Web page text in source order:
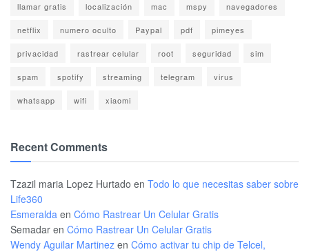
llamar gratis localización mac mspy navegadores
netflix numero oculto Paypal pdf pimeyes
privacidad rastrear celular root seguridad sim
spam spotify streaming telegram virus
whatsapp wifi xiaomi
Recent Comments
Tzazil maria Lopez Hurtado en Todo lo que necesitas saber sobre
Life360
Esmeralda en Cómo Rastrear Un Celular Gratis
Semadar en Cómo Rastrear Un Celular Gratis
Wendy Aguilar Martinez en Cómo activar tu chip de Telcel,